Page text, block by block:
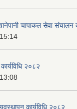
चापाकल सेवा संचालन
कार्यविधि २०८२
कार्यविधि २०८२